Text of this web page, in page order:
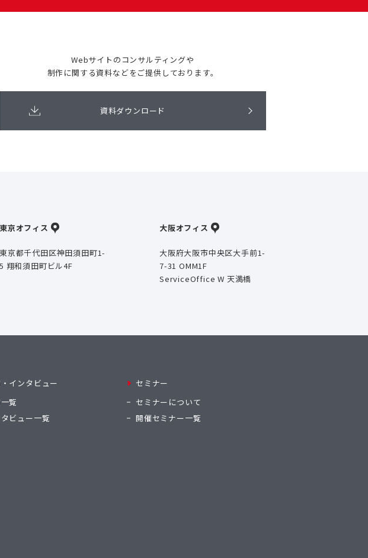
Webサイトのコンサルティングや
制作に関する資料などをご提供しております。
資料ダウンロード
東京オフィス
東京都千代田区神田須田町1-
5 翔和須田町ビル4F
大阪オフィス
大阪府大阪市中央区大手前1-
7-31 OMM1F
ServiceOffice W 天満橋
インタビュー
覧
ビュー一覧
セミナー
セミナーについて
開催セミナー一覧